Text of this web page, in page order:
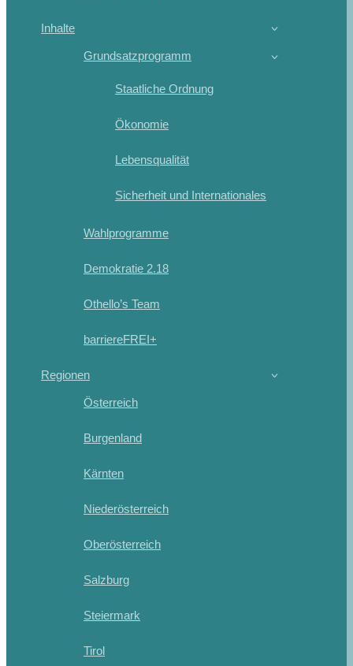
Inhalte
Grundsatzprogramm
Staatliche Ordnung
Ökonomie
Lebensqualität
Sicherheit und Internationales
Wahlprogramme
Demokratie 2.18
Othello’s Team
barriereFREI+
Regionen
Österreich
Burgenland
Kärnten
Niederösterreich
Oberösterreich
Salzburg
Steiermark
Tirol